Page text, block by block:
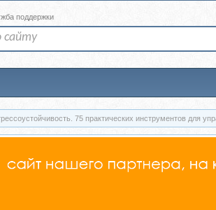
поддержки
75 практических инструментов для